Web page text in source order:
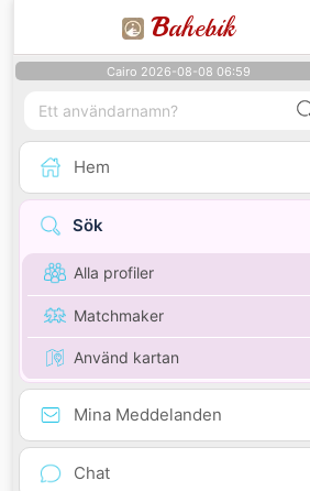
Bahebik
Cairo 2026-08-08 06:59
Hem
Sök
Alla profiler
Matchmaker
Använd kartan
Mina Meddelanden
Chat